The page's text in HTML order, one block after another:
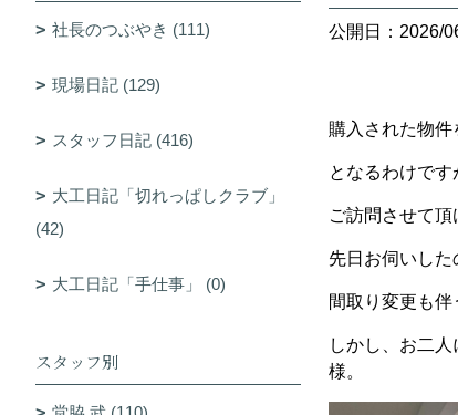
公開日：2026/
購入された物
となるわけで
ご訪問させて
先日お伺いした
間取り変更も
しかし、お二
様。
社長のつぶやき (111)
現場日記 (129)
スタッフ日記 (416)
大工日記「切れっぱしクラブ」
(42)
大工日記「手仕事」 (0)
スタッフ別